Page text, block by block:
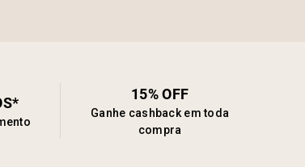
15% OFF
Ganhe cashback em toda
compra